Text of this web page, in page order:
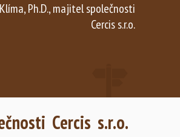
Ph.D., majitel společnosti
Cercis s.r.o.
Cercis s.r.o.